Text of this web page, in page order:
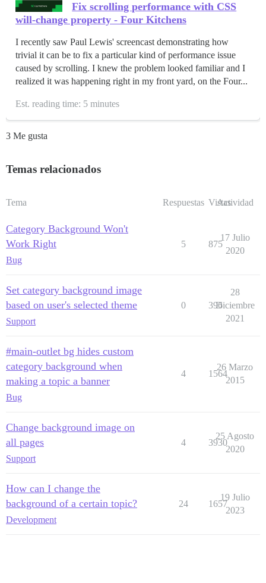
Fix scrolling performance with CSS
will-change property - Four Kitchens
I recently saw Paul Lewis' screencast demonstrating how
trivial it can be to fix a particular kind of performance issue
caused by scrolling. I knew the problem looked familiar and I
realized it was happening right in my front yard, on the Four...
Est. reading time: 5 minutes
3 Me gusta
Temas relacionados
Tema Respuestas Vistas
Actividad
Category Background Won't
Work Right
Bug
5 875
17 Julio
2020
Set category background image
based on user's selected theme
Support
0 396
28
Diciembre
2021
#main-outlet bg hides custom
category background when
making a topic a banner
Bug
4 1564
26 Marzo
2015
Change background image on
all pages
Support
4 3930
25 Agosto
2020
How can I change the
background of a certain topic?
Development
24 1657
19 Julio
2023